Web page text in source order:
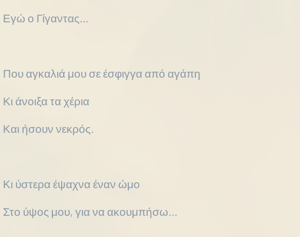
Εγώ ο Γίγαντας…
Που αγκαλιά μου σε έσφιγγα από αγάπη
Κι άνοιξα τα χέρια
Και ήσουν νεκρός.
Κι ύστερα έψαχνα έναν ώμο
Στο ύψος μου, για να ακουμπήσω…